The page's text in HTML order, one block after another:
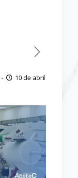
-
10 de abril